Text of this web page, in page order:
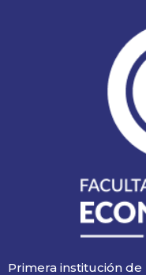
Primera institución